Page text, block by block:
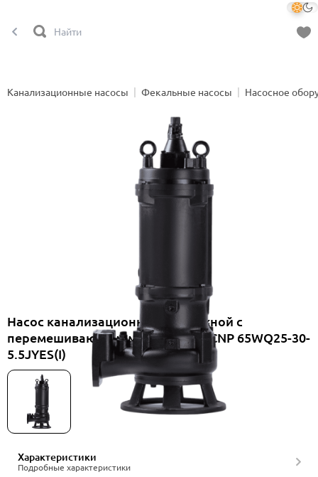
Канализационные насосы Фекальные насосы Насосное
Насос канализационный погружной с
перемешивающим механизмом CNP 65WQ25-30-
5.5JYES(I)
Характеристики
Подробные характеристики